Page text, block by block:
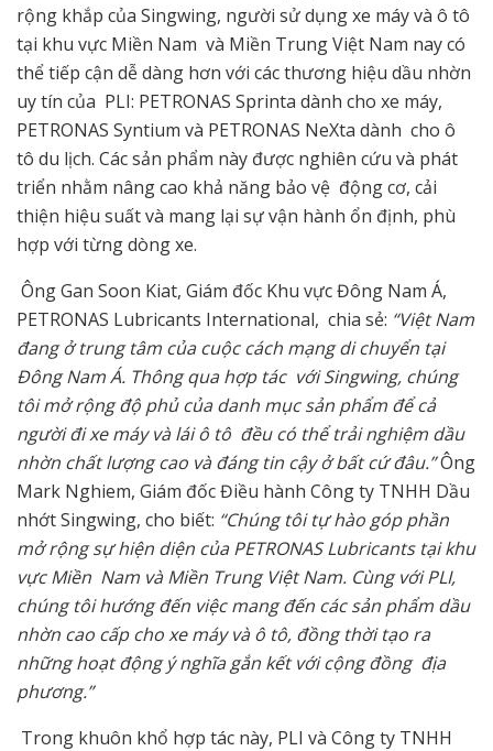
rộng khắp của Singwing, người sử dụng xe máy và ô tô
tại khu vực Miền Nam và Miền Trung Việt Nam nay có
thể tiếp cận dễ dàng hơn với các thương hiệu dầu nhờn
uy tín của PLI: PETRONAS Sprinta dành cho xe máy,
PETRONAS Syntium và PETRONAS NeXta dành cho ô
tô du lịch. Các sản phẩm này được nghiên cứu và phát
triển nhằm nâng cao khả năng bảo vệ động cơ, cải
thiện hiệu suất và mang lại sự vận hành ổn định, phù
hợp với từng dòng xe.
Ông Gan Soon Kiat, Giám đốc Khu vực Đông Nam Á,
PETRONAS Lubricants International, chia sẻ: “Việt Nam
đang ở trung tâm của cuộc cách mạng di chuyển tại
Đông Nam Á. Thông qua hợp tác với Singwing, chúng
tôi mở rộng độ phủ của danh mục sản phẩm để cả
người đi xe máy và lái ô tô đều có thể trải nghiệm dầu
nhờn chất lượng cao và đáng tin cậy ở bất cứ đâu.”Ông
Mark Nghiem, Giám đốc Điều hành Công ty TNHH Dầu
nhớt Singwing, cho biết: “Chúng tôi tự hào góp phần
mở rộng sự hiện diện của PETRONAS Lubricants tại khu
vực Miền Nam và Miền Trung Việt Nam. Cùng với PLI,
chúng tôi hướng đến việc mang đến các sản phẩm dầu
nhờn cao cấp cho xe máy và ô tô, đồng thời tạo ra
những hoạt động ý nghĩa gắn kết với cộng đồng địa
phương.”
Trong khuôn khổ hợp tác này, PLI và Công ty TNHH